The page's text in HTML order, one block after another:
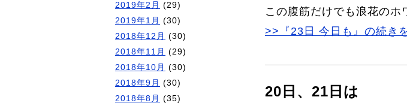
この腹筋だけでも浪花の
>>『23日 今日も』の続き
20日、21日は
2019年2月
(29)
2019年1月
(30)
2018年12月
(30)
2018年11月
(29)
2018年10月
(30)
2018年9月
(30)
2018年8月
(35)